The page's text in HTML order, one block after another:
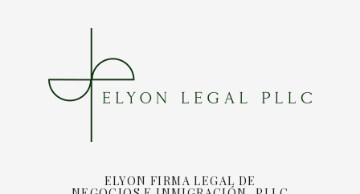
ELYON FIRMA LEGAL DE